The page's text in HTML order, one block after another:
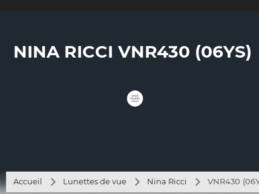
NINA RICCI VNR430 (06YS)
Accueil Lunettes de vue Nina Ricci VNR430